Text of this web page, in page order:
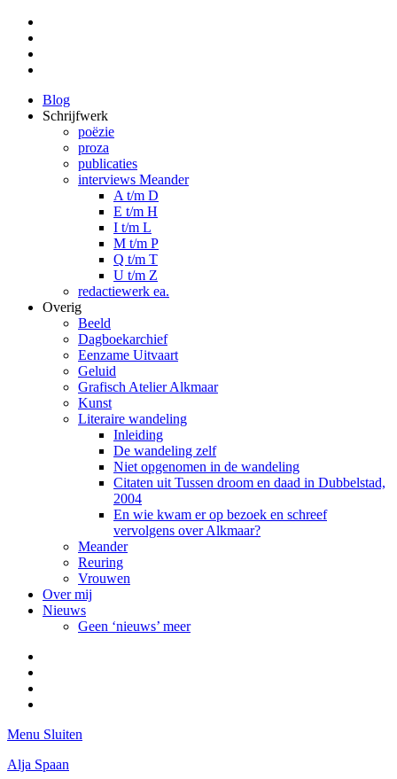
Blog
Schrijfwerk
poëzie
proza
publicaties
interviews Meander
A t/m D
E t/m H
I t/m L
M t/m P
Q t/m T
U t/m Z
redactiewerk ea.
Overig
Beeld
Dagboekarchief
Eenzame Uitvaart
Geluid
Grafisch Atelier Alkmaar
Kunst
Literaire wandeling
Inleiding
De wandeling zelf
Niet opgenomen in de wandeling
Citaten uit Tussen droom en daad in Dubbelstad,
2004
En wie kwam er op bezoek en schreef
vervolgens over Alkmaar?
Meander
Reuring
Vrouwen
Over mij
Nieuws
Geen ‘nieuws’ meer
Menu Sluiten
Alja Spaan